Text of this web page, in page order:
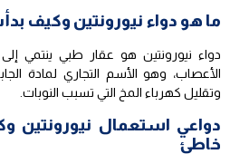
ما هو دواء نيورونتين وكيف
دواء نيورونتين هو عقار طبي ينتمي
الأعصاب، وهو الأسم التجاري لمادة
وتقليل كهرباء المخ التي تسبب النوبات.
دواعي استعمال
خاطئ